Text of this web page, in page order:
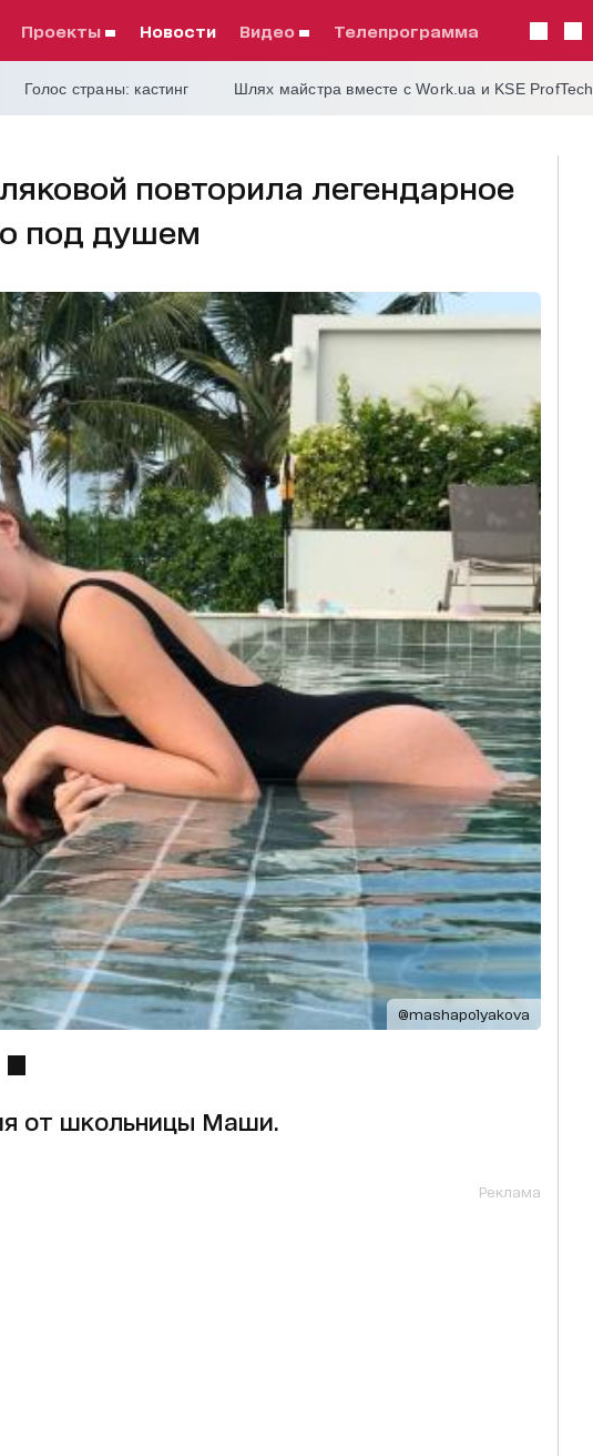
проекты Новости видео телепрограмма
Голос страны: кастинг Шлях майстра вместе с Work.ua и KSE ProfTech
повторила легендарное
под душем
@mashapolyakova
от школьницы Маши.
Реклама